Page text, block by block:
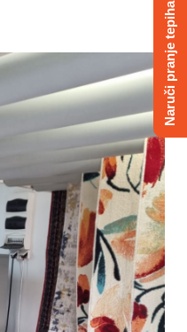
Naruči pranje tepiha